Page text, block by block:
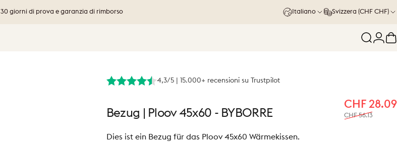
30 giorni di prova e garanzia di rimborso Italiano Svizzera (CHF CHF)
Cerca
4,3/5 | 15.000+ recensioni su Trustpilot
Bezug Ploov 45x60 - BYBORRE
CHF 28.09
CHF 56.13
Dies ist ein Bezug für das Ploov 45x60 Wärmekissen.